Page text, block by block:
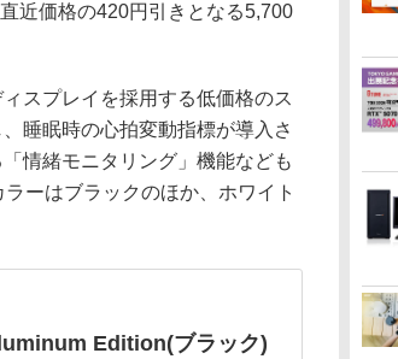
近価格の420円引きとなる5,700
スプレイを採用する低価格のス
睡眠時の心拍変動指標が導入さ
情緒モニタリング」機能なども
ーはブラックのほか、ホワイト
Edition(ブラック)